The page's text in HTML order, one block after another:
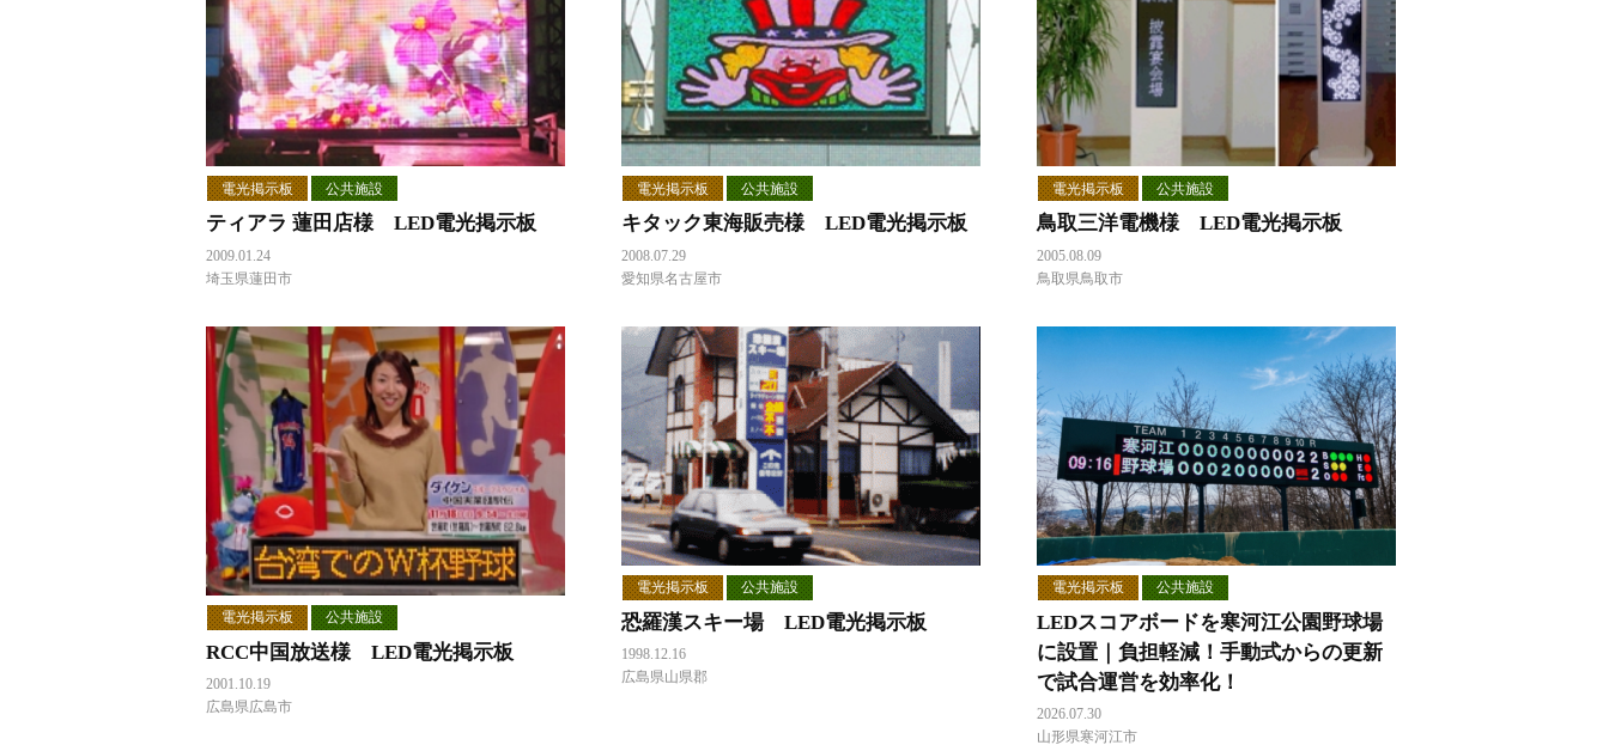
電光掲示板 公共施設
ティアラ 蓮田店様 LED電光掲示板
2009.01.24
埼玉県蓮田市
電光掲示板 公共施設
キタック東海販売様 LED電光掲示板
2008.07.29
愛知県名古屋市
電光掲示板 公共施設
鳥取三洋電機様 LED電光掲示板
2005.08.09
鳥取県鳥取市
電光掲示板 公共施設
RCC中国放送様 LED電光掲示板
2001.10.19
広島県広島市
電光掲示板 公共施設
恐羅漢スキー場 LED電光掲示板
1998.12.16
広島県山県郡
電光掲示板 公共施設
LEDスコアボードを寒河江公園野球場
に設置｜負担軽減！手動式からの更新
で試合運営を効率化！
2026.07.30
山形県寒河江市